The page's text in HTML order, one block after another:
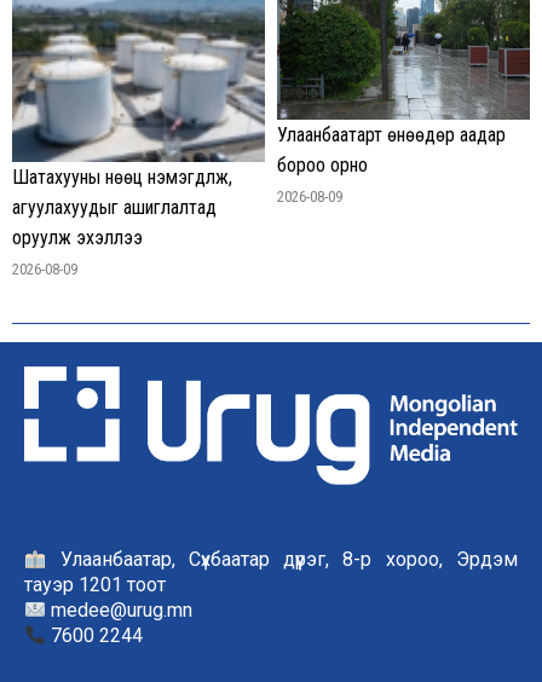
Шатахууны нөөц нэмэгдүүлж,
агуулахуудыг ашиглалтад
оруулж эхэллээ
2026-08-09
Улаанбаатарт өнөөдөр аадар
бороо орно
2026-08-09
Улаанбаатар, Сүхбаатар дүүрэг, 8-р хороо, Эрдэм
тауэр 1201 тоот
medee@urug.mn
7600 2244